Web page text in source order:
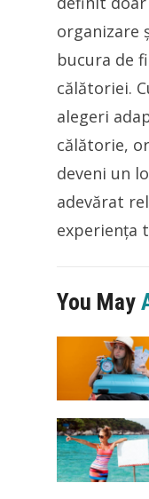
organizare
bucura de
călătoriei.
alegeri
călătorie,
deveni un
adevărat
experiența
You May